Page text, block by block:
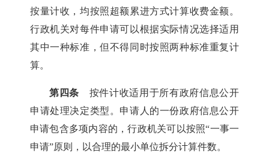
按量计收，均按照超额累进方式计算收费金额。
行政机关对每件申请可以根据实际情况选择适用
其中一种标准，但不得同时按照两种标准重复计
算。
第四条 按件计收适用于所有政府信息公开
申请处理决定类型。申请人的一份政府信息公开
申请包含多项内容的，行政机关可以按照“一事一
申请”原则，以合理的最小单位拆分计算件数。